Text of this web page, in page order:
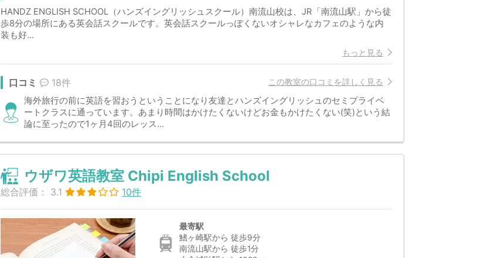
HANDZ ENGLISH SCHOOL（ハンズイングリッシュスクール）南流山校は、JR「南流山駅」から徒
歩8分の場所にある英会話スクールです。英会話スクールっぽくないオシャレなカフェのような内
装も好...
もっと見る
この教室の口コミを詳しく見る
口コミ 18件
海外旅行の前に英語を習おうということになり友達とハンズイングリッシュのセミプライベ
ートクラスに通っています。あまり時間はかけたくないけどお金もかけたくない(笑)という結
論に至ったので1ヶ月4回のレッス...
ウザワ英語教室 Chipi English School
総合評価： 3.1 10件
最寄駅
鰭ヶ崎駅から 徒歩9分
南流山駅から 徒歩1分